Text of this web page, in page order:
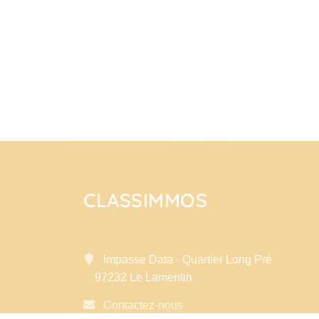
CLASSIMMOS
Impasse Data - Quartier Long Pré
97232 Le Lamentin
Contactez-nous